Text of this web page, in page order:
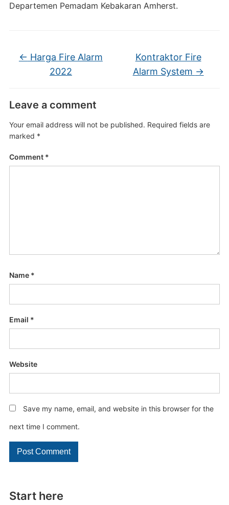
Start here
Departemen Pemadam Kebakaran Amherst.
← Harga Fire Alarm
2022
Kontraktor Fire
Alarm System →
Leave a comment
Your email address will not be published. Required fields are
marked *
Comment *
Name *
Email *
Website
Save my name, email, and website in this browser for the
next time I comment.